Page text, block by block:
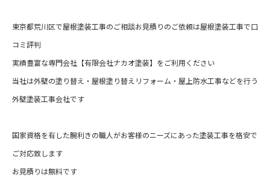
東京都荒川区で屋根塗装工事のご相談お見積りのご依頼は屋根塗装工事で口
コミ評判
実績豊富な専門会社【有限会社ナカオ塗装】をご利用ください
当社は外壁の塗り替え・屋根塗り替えリフォーム・屋上防水工事などを行う
外壁塗装工事会社です
国家資格を有した腕利きの職人がお客様のニーズにあった塗装工事を格安で
ご対応致します
お見積りは無料です